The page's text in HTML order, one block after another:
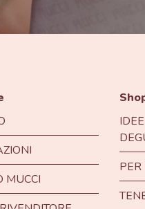
MUCCI
PER